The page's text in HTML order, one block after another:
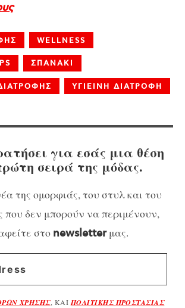
WELLNESS
ΣΠΑΝΑΚΙ
ΥΓΙΕΙΝΗ ΔΙΑΤΡΟΦΗ
για εσάς μια θέση
σειρά της μόδας.
της ομορφιάς, του στυλ και του
που δεν μπορούν να περιμένουν,
στο newsletterμας.
ΧΡΗΣΗΣ, ΚΑΙ ΠΟΛΙΤΙΚΗΣ ΠΡΟΣΤΑΣΙΑΣ